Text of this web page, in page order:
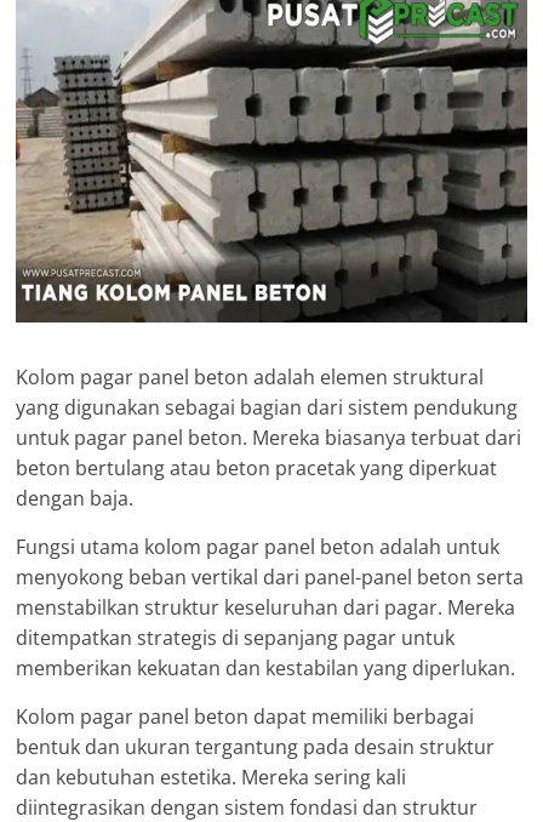
Kolom pagar panel beton adalah elemen struktural
yang digunakan sebagai bagian dari sistem pendukung
untuk pagar panel beton. Mereka biasanya terbuat dari
beton bertulang atau beton pracetak yang diperkuat
dengan baja.
Fungsi utama kolom pagar panel beton adalah untuk
menyokong beban vertikal dari panel-panel beton serta
menstabilkan struktur keseluruhan dari pagar. Mereka
ditempatkan strategis di sepanjang pagar untuk
memberikan kekuatan dan kestabilan yang diperlukan.
Kolom pagar panel beton dapat memiliki berbagai
bentuk dan ukuran tergantung pada desain struktur
dan kebutuhan estetika. Mereka sering kali
diintegrasikan dengan sistem fondasi dan struktur